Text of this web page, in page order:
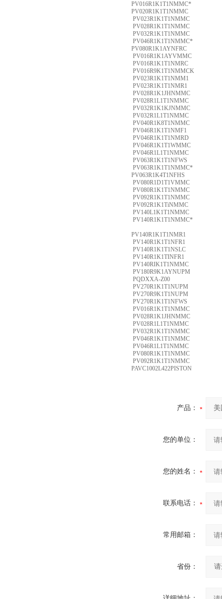
PV016R1K1T1NMMC*
PV020R1K1T1NMMC
PV023R1K1T1NMMC
PV028R1K1T1NMMC
PV032R1K1T1NMMC
PV046R1K1T1NMMC*
PV080R1K1AYNFRC
PV016R1K1AYVMMC
PV016R1K1T1NMRC
PV016R9K1T1NMMCK
PV023R1K1T1NMM1
PV023R1K1T1NMR1
PV028R1K1JHNMMC
PV028R1L1T1NMMC
PV032R1K1KJNMMC
PV032R1L1T1NMMC
PV040R1K8T1NMMC
PV046R1K1T1NMF1
PV046R1K1T1NMRD
PV046R1K1T1WMMC
PV046R1L1T1NMMC
PV063R1K1T1NFWS
PV063R1K1T1NMMC*
PV063R1K4T1NFHS
PV080R1D1T1VMMC
PV080R1K1T1NMMC
PV092R1K1T1NMMC
PV092R1K1TiNMMC
PV140L1K1T1NMMC
PV140R1K1T1NMMC*
PV140R1K1T1NMR1
PV140R1K1T1NFR1
PV140R1K1T1NSLC
PV140R1K1TINFR1
PV140RIK1T1NMMC
PV180R9K1AYNUPM
PQDXXA-Z00
PV270R1K1T1NUPM
PV270R9K1T1NUPM
PV270R1K1T1NFWS
PV016R1K1T1NMMC
PV028R1K1JHNMMC
PV028R1L1T1NMMC
PV032R1K1T1NMMC
PV046R1K1T1NMMC
PV046R1L1T1NMMC
PV080R1K1T1NMMC
PV092R1K1T1NMMC
PAVC1002L422PISTON
产品：
您的单位：
您的姓名：
联系电话：
常用邮箱：
省份：